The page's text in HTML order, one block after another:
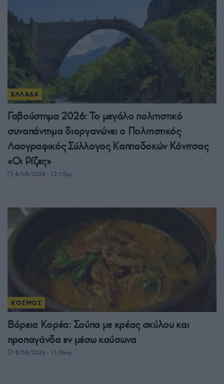
ΕΛΛΑΔΑ
Γαβούστημα 2026: Το μεγάλο πολιτιστικό
συναπάντημα διοργανώνει ο Πολιτιστικός
Λαογραφικός Σύλλογος Καππαδοκών Κόνιτσας
«Οι Ρίζες»
8/08/2026 - 12:15μμ
ΚΟΣΜΟΣ
Βόρεια Κορέα: Σούπα με κρέας σκύλου και
προπαγάνδα εν μέσω καύσωνα
8/08/2026 - 11:36πμ